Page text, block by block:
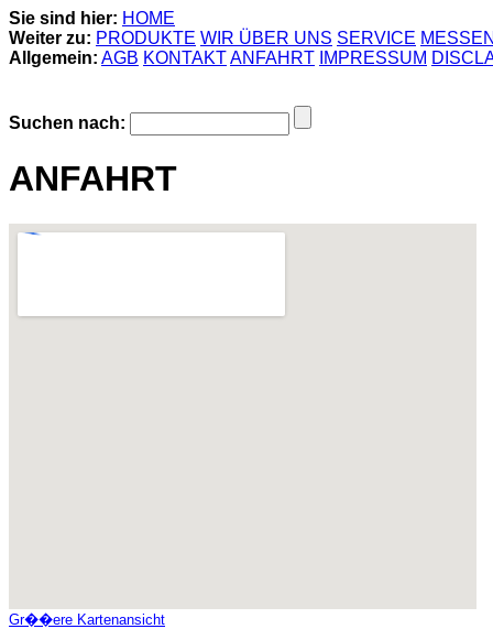
Sie sind hier: HOME
Weiter zu: PRODUKTE WIR ÜBER UNS SERVICE
Allgemein: AGB KONTAKTANFAHRT IMPRESSUM
Suchen nach:
ANFAHRT
Gr��ere Kartenansicht